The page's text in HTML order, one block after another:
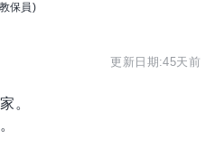
保員)
更新日期:45天前
。